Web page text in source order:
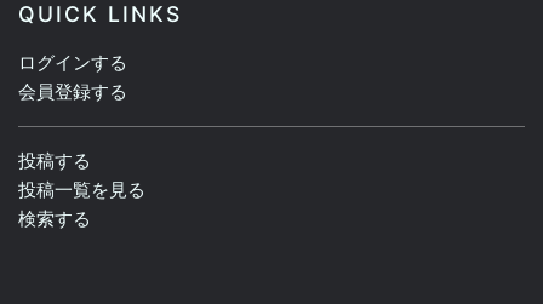
QUICK LINKS
ログインする
会員登録する
投稿する
投稿一覧を見る
検索する